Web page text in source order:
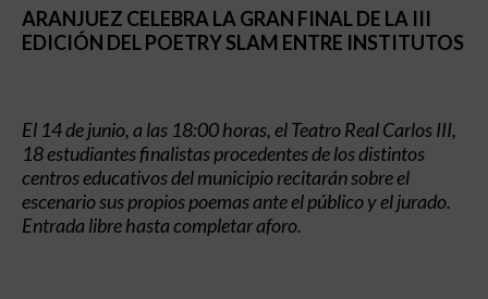
ARANJUEZ CELEBRA LA GRAN FINAL DE LA III
EDICIÓN DEL POETRY SLAM ENTRE INSTITUTOS
El 14 de junio, a las 18:00 horas, el Teatro Real Carlos III,
18 estudiantes finalistas procedentes de los distintos
centros educativos del municipio recitarán sobre el
escenario sus propios poemas ante el público y el jurado.
Entrada libre hasta completar aforo.